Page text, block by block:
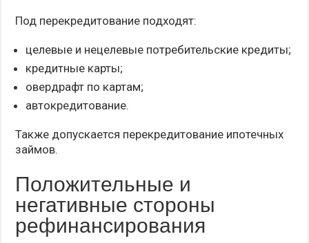
Под перекредитование подходят:
целевые и нецелевые потребительские кредиты;
кредитные карты;
овердрафт по картам;
автокредитование.
Также допускается перекредитование ипотечных
займов.
Положительные и
негативные стороны
рефинансирования